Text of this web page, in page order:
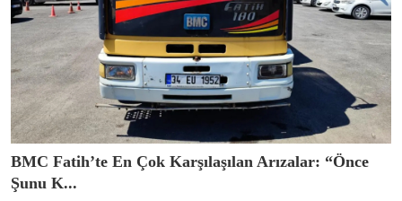
BMC Fatih’te En Çok Karşılaşılan Arızalar: “Önce
Şunu K...